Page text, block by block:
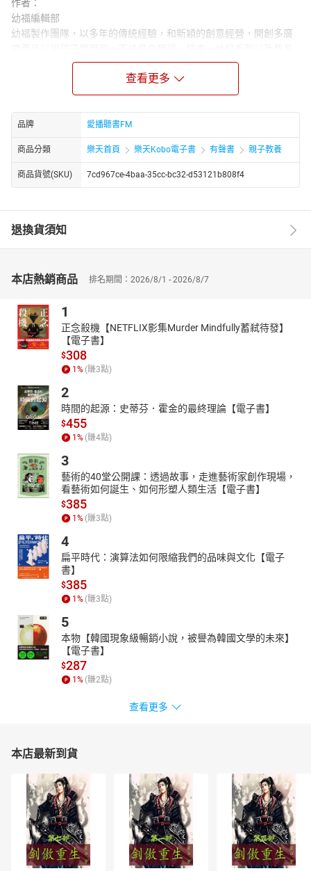
作者：
幼福編輯部
幼福製作團隊，以多年的傳統經驗，和新穎的創意經營，開創多廣
類……多項產品，站在鼓勵孩子多讀書的立場，開發極具教育性、趣
味性書籍，在愉快中學習成長，才是真正掌握孩子美好未來的基
章節：
01.夏天為何常有雷陣雨
02.晴天也會打雷嗎
04.什麽是黑洞
05.地球有多大
08.什麽是彗星
09.彗星的運轉周期是幾年
11.太陽有多大
13.怎麽區分行星和恆星
14.恆星是靜止不動的嗎
15.星星在天上會不會相撞
16.為什麽會有彩虹
17.為什麽彩虹有7種顏色
18.距離地球最近和最遠的是哪兩顆星
19.最大和最小的是哪兩顆星
20.怎樣辨認星星
21.星星的名字是以什麽來命名的
查看更多
品牌 愛播聽書FM
商品分類 樂天首頁 樂天Kobo電子書 有聲書 親子教養
商品貨號(SKU) 7cd967ce-4baa-35cc-bc32-d53121b808f4
退換貨須知
本店熱銷商品 排名期間：2026/8/1 - 2026/8/7
1
正念殺機【NETFLIX影集Murder Mindfully蓄弒待發】
【電子書】
$308
1 % (賺3點)
2
時間的起源：史蒂芬．霍金的最終理論【電子書】
$455
1 % (賺4點)
3
藝術的40堂公開課：透過故事，走進藝術家創作現場，
看藝術如何誕生、如何形塑人類生活【電子書】
$385
1 % (賺3點)
4
扁平時代：演算法如何限縮我們的品味與文化【電子
書】
$385
1 % (賺3點)
5
本物【韓國現象級暢銷小說，被譽為韓國文學的未來】
【電子書】
$287
1 % (賺2點)
查看更多
本店最新到貨